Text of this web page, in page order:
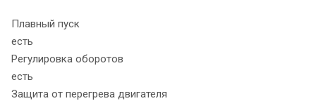
Плавный пуск
есть
Регулировка оборотов
есть
Защита от перегрева двигателя